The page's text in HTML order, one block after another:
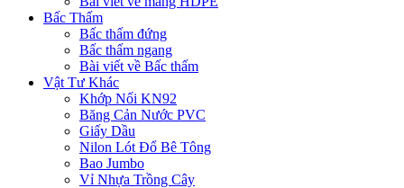
Bấc Thấm
Bấc thấm đứng
Bấc thấm ngang
Bài viết về Bấc thấm
Vật Tư Khác
Khớp Nối KN92
Băng Cản Nước PVC
Giấy Dầu
Nilon Lót Đổ Bê Tông
Bao Jumbo
Vỉ Nhựa Trồng Cây